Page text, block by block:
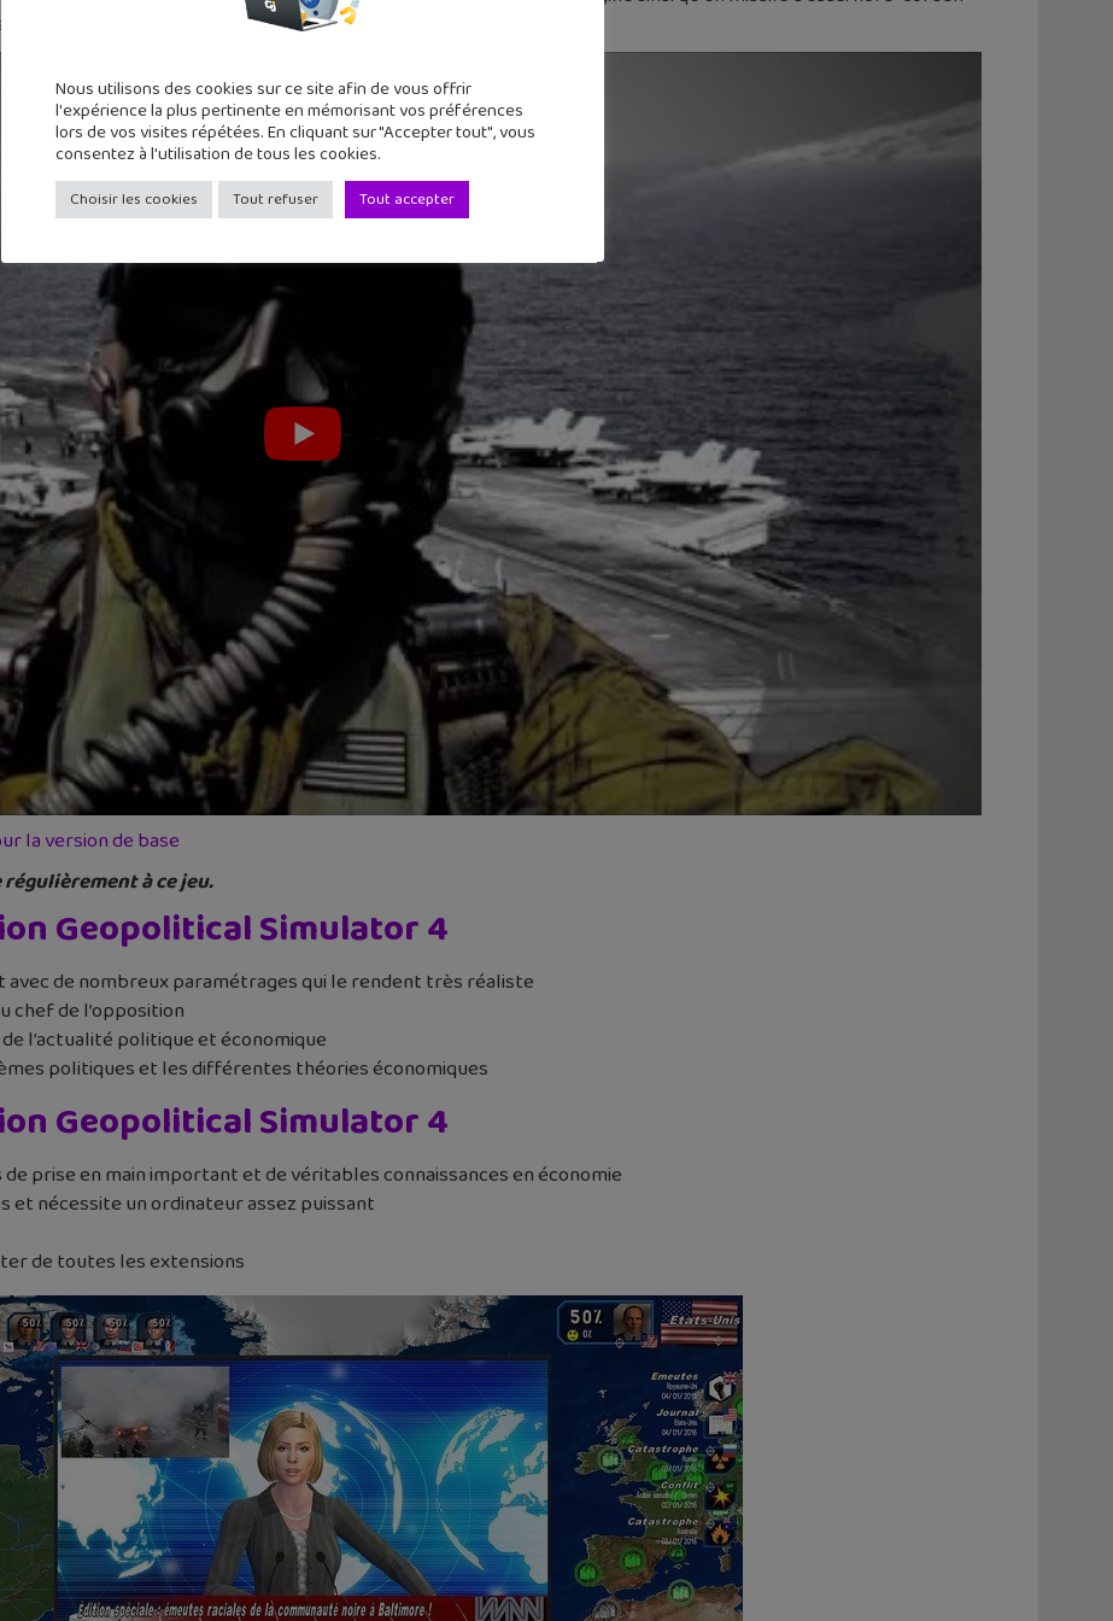
planifie son voyage vers Mars.
la version de base
régulièrement à ce jeu.
Geopolitical Simulator 4
avec de nombreux paramétrages qui le rendent très réaliste
chef de l’opposition
l’actualité politique et économique
politiques et les différentes théories économiques
Geopolitical Simulator 4
prise en main important et de véritables connaissances en économie
et nécessite un ordinateur assez puissant
de toutes les extensions
Nous utilisons des cookies sur ce site afin de vous offrir
l'expérience la plus pertinente en mémorisant vos préférences
lors de vos visites répétées. En cliquant sur "Accepter tout", vous
consentez à l'utilisation de tous les cookies.
Choisir les cookies Tout refuser Tout accepter